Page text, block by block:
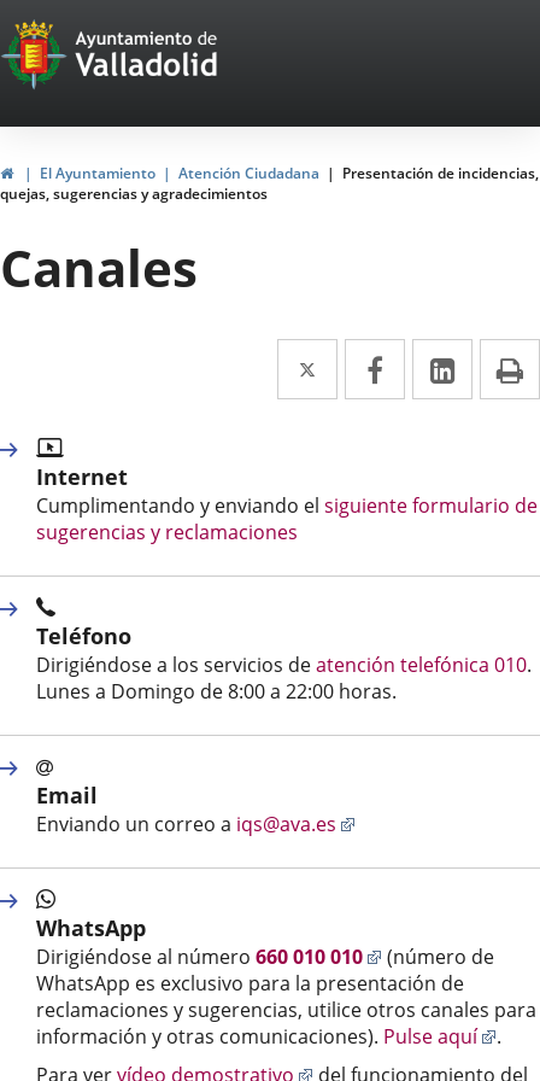
Portal
Web
del
Ayuntamiento
de
Valladolid
HomeEl Ayuntamiento Atención Ciudadana
Presentación de incidencias,
quejas, sugerencias y agradecimientos
Canales
Twitter
Enlace
a
externa.
Facebook
Enlace
a
externa.
Enlace
a
Internet
Cumplimentando y enviando el siguiente formulario de
sugerencias y reclamaciones
Teléfono
Dirigiéndose a los servicios deatención telefónica 010.
Lunes a Domingo de 8:00 a 22:00 horas.
Email
Enviando un correo a iqs@ava.es
una
WhatsApp
Dirigiéndose al número 660 010 010
Enlace
a
una
aplicación
externa.
(número de
WhatsApp es exclusivo para la presentación de
reclamaciones y sugerencias, utilice otros canales para
información y otras comunicaciones). Pulse aquí
.
Para vervídeo demostrativo
Enlace
del funcionamiento del